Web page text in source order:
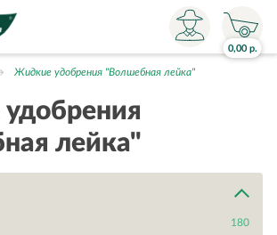
0,00р.
Жидкие удобрения "Волшебная лейка"
лейка"
180